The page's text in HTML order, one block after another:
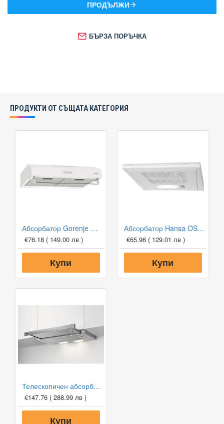
ПРОДЪЛЖИ
БЪРЗА ПОРЪЧКА
ПРОДУКТИ ОТ СЪЩАТА КАТЕГОРИЯ
Абсорбатор Gorenje WHU629EW/M
€76.18 ( 149.00 лв )
Купи
Абсорбатор Hansa OSC 6111WH
€65.96 ( 129.01 лв )
Купи
Телескопичен абсорбатор за вграждане AEG DPB3632S, 410 м3/ч
€147.76 ( 288.99 лв )
Купи